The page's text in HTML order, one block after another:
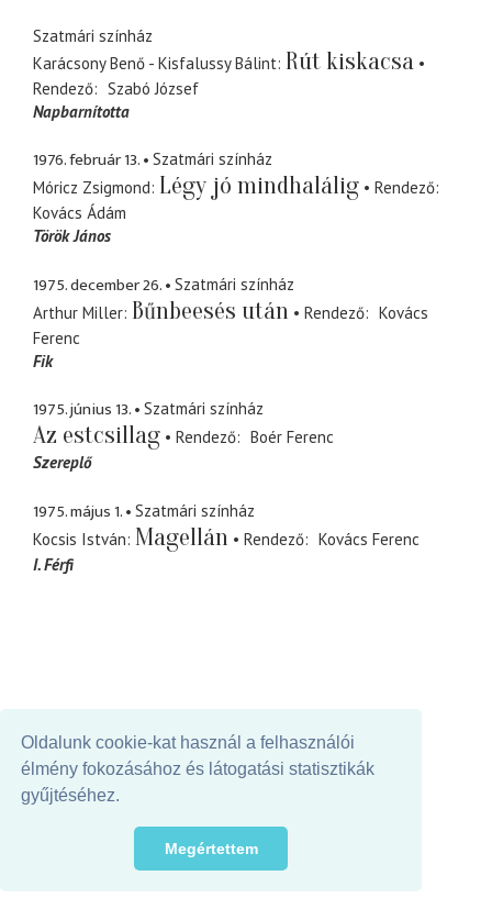
Oldalunk cookie-kat használ a felhasználói
élmény fokozásához és látogatási statisztikák
gyűjtéséhez.
Megértettem
Szatmári színház
Karácsony Benő - Kisfalussy Bálint Rút kiskacsa
Rendező
Szabó József
Napbarnította
1976. február 13.
Szatmári színház
Móricz Zsigmond Légy jó mindhalálig
Rendező
Kovács Ádám
Török János
1975. december 26.
Szatmári színház
Arthur Miller Bűnbeesés után Rendező
Kovács
Ferenc
Fik
1975. június 13. Szatmári színház
Az estcsillag Rendező
Boér Ferenc
Szereplő
1975. május 1.
Szatmári színház
Kocsis István Magellán Rendező
Kovács Ferenc
I. Férfi